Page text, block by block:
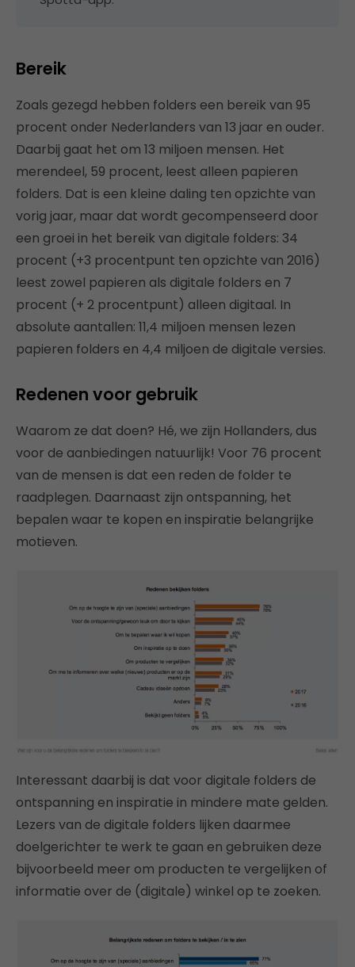
Bereik
Zoals gezegd hebben folders een bereik van 95
procent onder Nederlanders van 13 jaar en ouder.
Daarbij gaat het om 13 miljoen mensen. Het
merendeel, 59 procent, leest alleen papieren
folders. Dat is een kleine daling ten opzichte van
vorig jaar, maar dat wordt gecompenseerd door
een groei in het bereik van digitale folders: 34
procent (+3 procentpunt ten opzichte van 2016)
leest zowel papieren als digitale folders en 7
procent (+ 2 procentpunt) alleen digitaal. In
absolute aantallen: 11,4 miljoen mensen lezen
papieren folders en 4,4 miljoen de digitale versies.
Redenen voor gebruik
Waarom ze dat doen? Hé, we zijn Hollanders, dus
voor de aanbiedingen natuurlijk! Voor 76 procent
van de mensen is dat een reden de folder te
raadplegen. Daarnaast zijn ontspanning, het
bepalen waar te kopen en inspiratie belangrijke
motieven.
Interessant daarbij is dat voor digitale folders de
ontspanning en inspiratie in mindere mate gelden.
Lezers van de digitale folders lijken daarmee
doelgerichter te werk te gaan en gebruiken deze
bijvoorbeeld meer om producten te vergelijken of
informatie over de (digitale) winkel op te zoeken.